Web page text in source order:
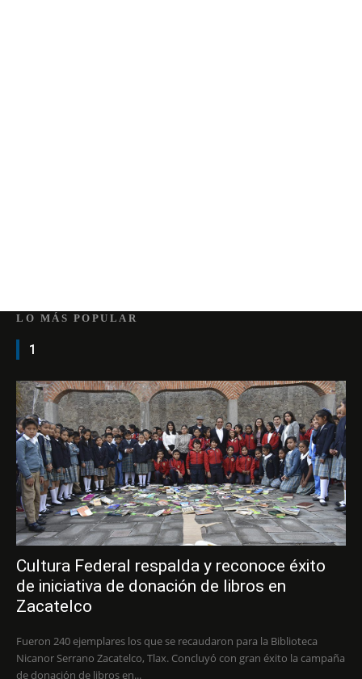
LO MÁS POPULAR
1
Cultura Federal respalda y reconoce éxito
de iniciativa de donación de libros en
Zacatelco
Fueron 240 ejemplares los que se recaudaron para la Biblioteca
Nicanor Serrano Zacatelco, Tlax. Concluyó con gran éxito la campaña
de donación de libros en...